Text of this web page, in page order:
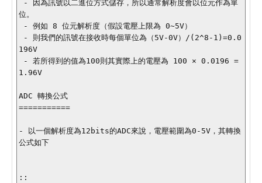
位。
196V
1.96V
ADC 轉換公式
===========
- 以一個解析度為12bits的ADC來說，電壓範圍為0-5V，其轉換
公式如下
::